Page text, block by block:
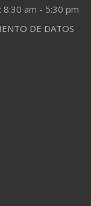
am - 5:30 pm
DE DATOS